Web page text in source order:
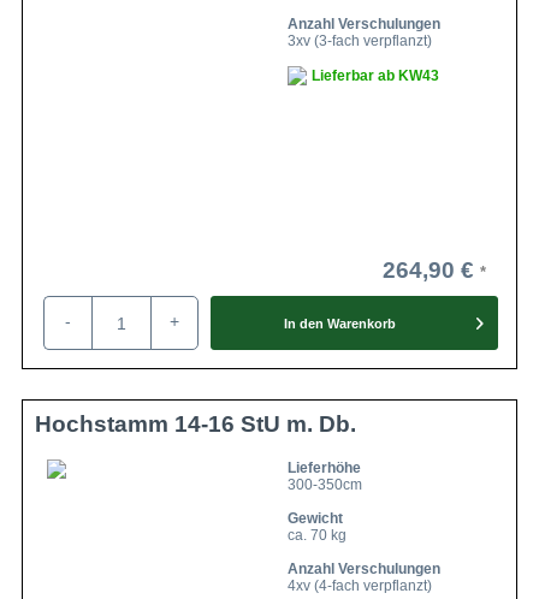
Anzahl Verschulungen
3xv (3-fach verpflanzt)
Lieferbar ab KW43
264,90 €
- + In den Warenkorb
Hochstamm 14-16 StU m. Db.
Lieferhöhe
300-350cm
Gewicht
ca. 70 kg
Anzahl Verschulungen
4xv (4-fach verpflanzt)